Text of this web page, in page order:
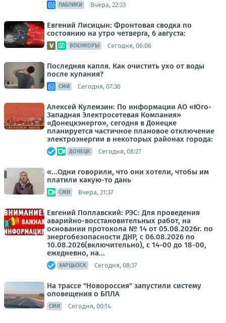
ПАБЛИКИ Вчера, 22:33
Евгений Лисицын: Фронтовая сводка по
состоянию на утро четверга, 6 августа:
ВОЕНКОРЫ Сегодня, 06:06
Последняя капля. Как очистить ухо от воды
после купания?
СМИ Сегодня, 07:36
Алексей Кулемзин: По информации АО «Юго-
Западная Электросетевая Компания»
«Донецкэнерго», сегодня в Донецке
планируется частичное плановое отключение
электроэнергии в некоторых районах города:
ДОНЕЦК Сегодня, 08:27
«...Одни говорили, что они хотели, чтобы им
платили какую-то дань
СМИ Вчера, 21:37
Евгений Поплавский: РЭС: Для проведения
аварийно-восстановительных работ, на
основании протокола № 14 от 05.08.2026г. по
энергобезопасности ДНР, с 06.08.2026 по
10.08.2026(включительно), с 14-00 до 18-00,
ежедневно, на...
ХАРЦЫЗСК Сегодня, 08:37
На трассе "Новороссия" запустили систему
оповещения о БПЛА
СМИ Сегодня, 00:14